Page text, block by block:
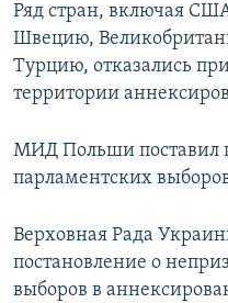
Ряд стран, включая
Швецию,
Турцию, отказались
территории
МИД Польши поставил
парламентских
Верховная Рада
постановление о
выборов в